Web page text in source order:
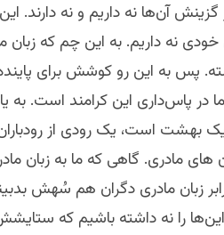
آن‌ها نه داریم و نه دارند.
خودی نه داریم. به این چم که
پس به این رو کوشش برای
در پاس‌داری این کرامند است. به
بهشت است، یک رودی از
مادری. گاهی که ما به زبان
زبان مادری دگران هم سُهش
را نه داشته باشیم که